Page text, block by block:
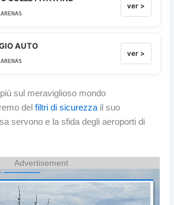
ver >
AUTO
ver >
sul meraviglioso mondo
delfiltri di sicurezza il suo
servono e la sfida degli aeroporti di
Advertisement